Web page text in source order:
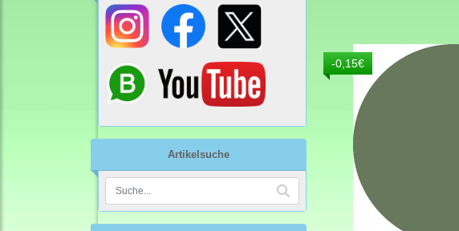
Artikelsuche
-0,15€